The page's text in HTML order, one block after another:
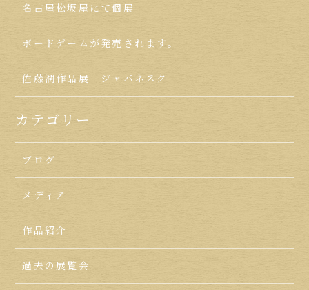
名古屋松坂屋にて個展
ボードゲームが発売されます。
佐藤潤作品展 ジャパネスク
カテゴリー
ブログ
メディア
作品紹介
過去の展覧会